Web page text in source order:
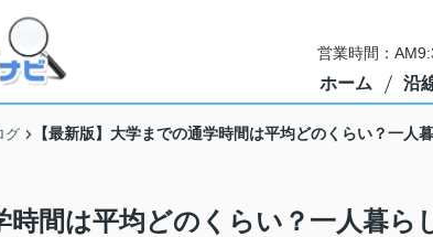
営業時間：
ホーム 沿
グ 【最新版】大学までの通学時間は平均どのくらい？一人
時間は平均どのくらい？一人暮ら